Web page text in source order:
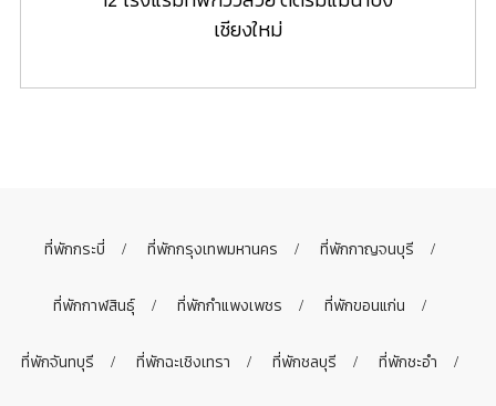
เชียงใหม่
ที่พักกระบี่ ที่พักกรุงเทพมหานคร ที่พักกาญจนบุรี
ที่พักกาฬสินธุ์ ที่พักกำแพงเพชร ที่พักขอนแก่น
ที่พักจันทบุรี ที่พักฉะเชิงเทรา ที่พักชลบุรี ที่พักชะอำ